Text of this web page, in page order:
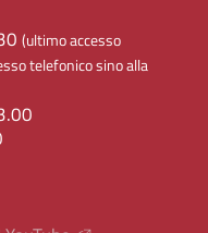
(ultimo accesso
telefonico sino alla